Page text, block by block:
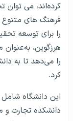
کرده‌اند، می توان
فرهنگ های متنوع
را برای توسعه
هرزگوین،
را می‌دهد تا به
کرد.
این دانشگاه
دانشکده تجارت و